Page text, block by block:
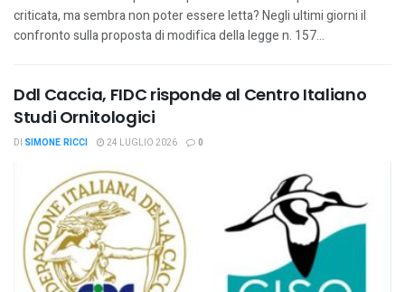
criticata, ma sembra non poter essere letta? Negli ultimi giorni il
confronto sulla proposta di modifica della legge n. 157...
Ddl Caccia, FIDC risponde al Centro Italiano
Studi Ornitologici
DI SIMONE RICCI 24 LUGLIO 2026 0